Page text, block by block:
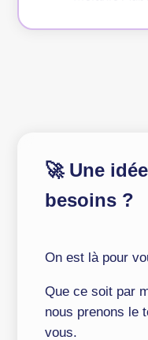
🚀 Une
besoins ?
On est là pour
Que ce soit par
nous prenons le
vous.